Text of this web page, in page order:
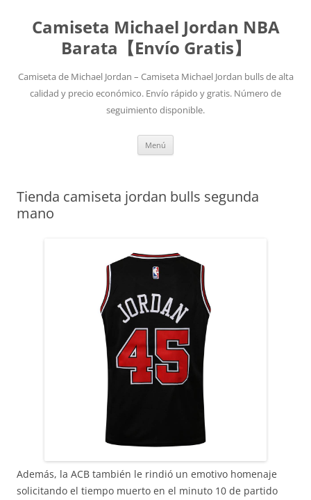
Camiseta Michael Jordan NBA
Barata【Envío Gratis】
Camiseta de Michael Jordan – Camiseta Michael Jordan bulls de alta
calidad y precio económico. Envío rápido y gratis. Número de
seguimiento disponible.
Menú
Tienda camiseta jordan bulls segunda
mano
Además, la ACB también le rindió un emotivo homenaje
solicitando el tiempo muerto en el minuto 10 de partido